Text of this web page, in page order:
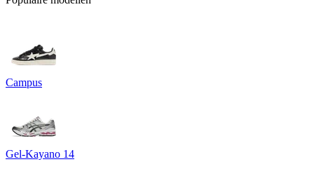
Campus
Gel-Kayano 14